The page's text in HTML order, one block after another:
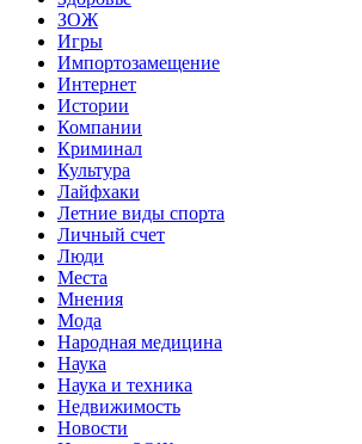
ЗОЖ
Игры
Импортозамещение
Интернет
Истории
Компании
Криминал
Культура
Лайфхаки
Летние виды спорта
Личный счет
Люди
Места
Мнения
Мода
Народная медицина
Наука
Наука и техника
Недвижимость
Новости